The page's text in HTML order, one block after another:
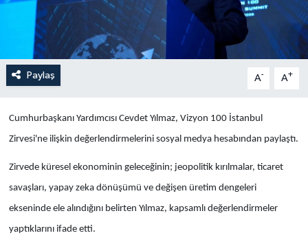
Paylaş A- A+
Cumhurbaşkanı Yardımcısı Cevdet Yılmaz, Vizyon 100 İstanbul
Zirvesi'ne ilişkin değerlendirmelerini sosyal medya hesabından paylaştı.
Zirvede küresel ekonominin geleceğinin; jeopolitik kırılmalar, ticaret
savaşları, yapay zeka dönüşümü ve değişen üretim dengeleri
ekseninde ele alındığını belirten Yılmaz, kapsamlı değerlendirmeler
yaptıklarını ifade etti.
Dünya
Eği̇ti̇m